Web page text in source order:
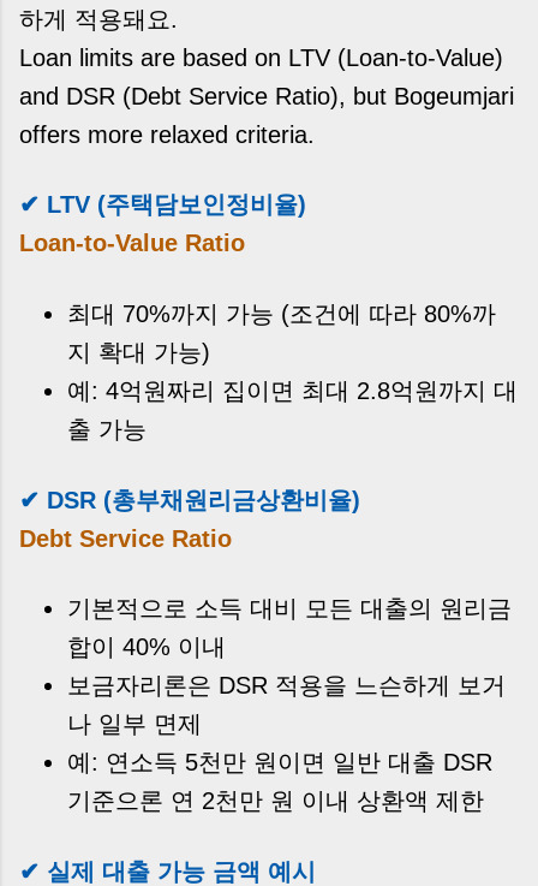
하게 적용돼요.
Loan limits are based on LTV (Loan-to-Value)
and DSR (Debt Service Ratio), but Bogeumjari
offers more relaxed criteria.
✔ LTV (주택담보인정비율)
Loan-to-Value Ratio
최대 70%까지 가능 (조건에 따라 80%까
지 확대 가능)
예: 4억원짜리 집이면 최대 2.8억원까지 대
출 가능
✔ DSR (총부채원리금상환비율)
Debt Service Ratio
기본적으로 소득 대비 모든 대출의 원리금
합이 40% 이내
보금자리론은 DSR 적용을 느슨하게 보거
나 일부 면제
예: 연소득 5천만 원이면 일반 대출 DSR
기준으론 연 2천만 원 이내 상환액 제한
✔ 실제 대출 가능 금액 예시